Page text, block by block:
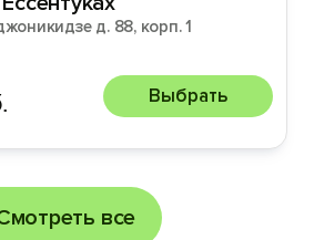
д. 88, корп. 1
Выбрать
все